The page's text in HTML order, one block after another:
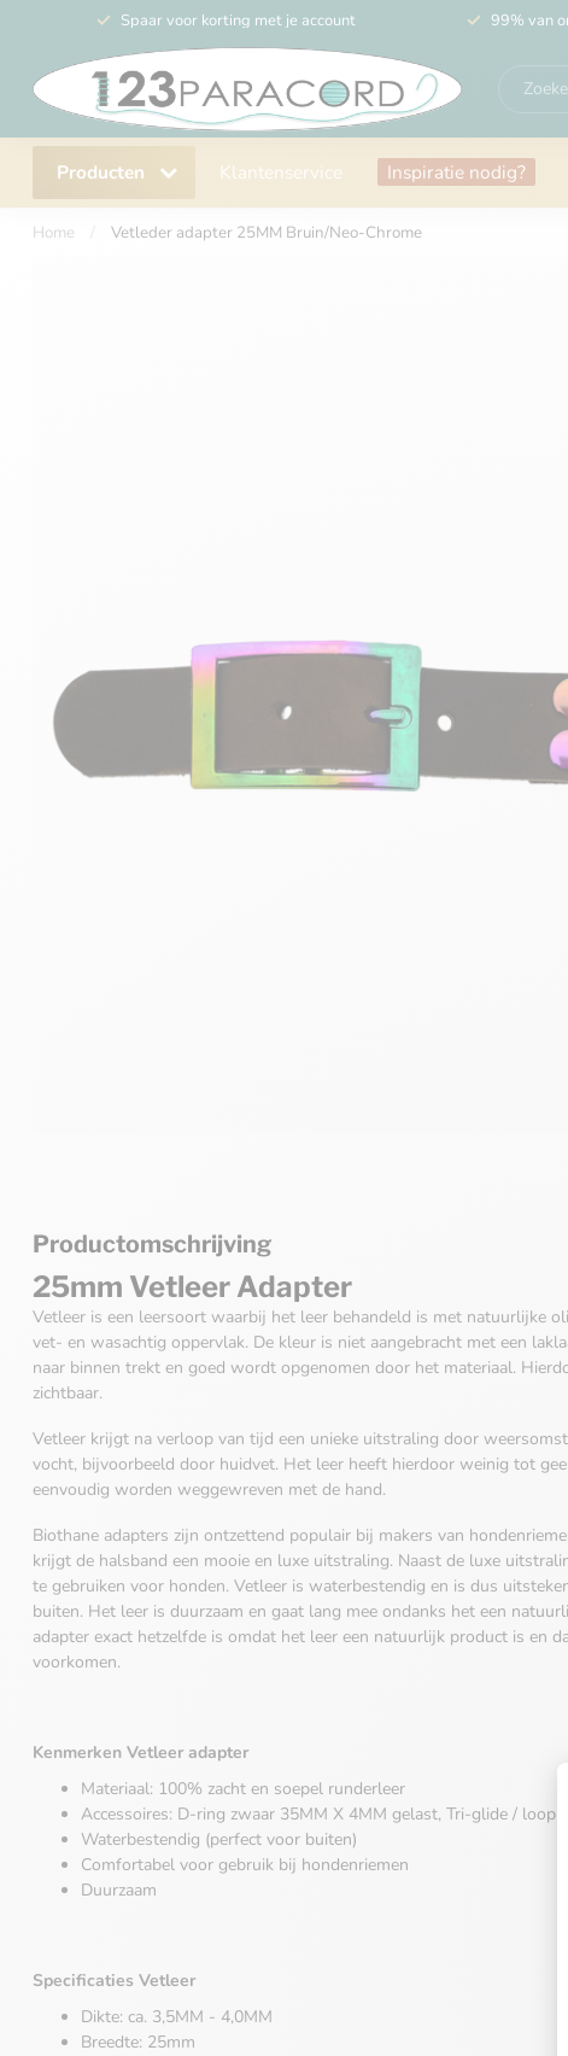
Spaar voor korting met je account 99% van
Producten Klantenservice Inspiratie nodig?
Home Vetleder adapter 25MM Bruin/Neo-Chrome
Productomschrijving
25mm Vetleer Adapter
Vetleer is een leersoort waarbij het leer behandeld is met natuurlijke
vet- en wasachtig oppervlak. De kleur is niet aangebracht met een
naar binnen trekt en goed wordt opgenomen door het materiaal.
zichtbaar.
Vetleer krijgt na verloop van tijd een unieke uitstraling door
vocht, bijvoorbeeld door huidvet. Het leer heeft hierdoor weinig tot
eenvoudig worden weggewreven met de hand.
Biothane adapters zijn ontzettend populair bij makers van
krijgt de halsband een mooie en luxe uitstraling. Naast de luxe
te gebruiken voor honden. Vetleer is waterbestendig en is dus
buiten. Het leer is duurzaam en gaat lang mee ondanks het een
adapter exact hetzelfde is omdat het leer een natuurlijk product is en
voorkomen.
Kenmerken Vetleer adapter
Materiaal: 100% zacht en soepel runderleer
Accessoires: D-ring zwaar 35MM X 4MM gelast, Tri-glide / loop
Waterbestendig (perfect voor buiten)
Comfortabel voor gebruik bij hondenriemen
Duurzaam
Specificaties Vetleer
Dikte: ca. 3,5MM - 4,0MM
Breedte: 25mm